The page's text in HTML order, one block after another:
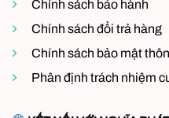
Chính sách bảo hành
Chính sách đổi trả hàng
Chính sách bảo mật
Phân định trách nhiệm